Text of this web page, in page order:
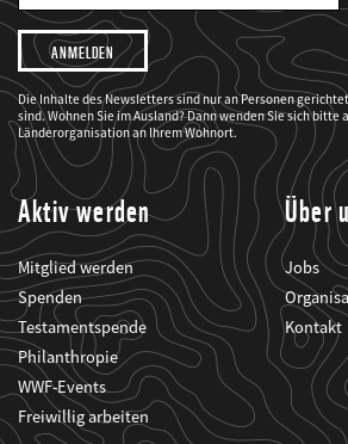
Adresse
Ich
möchte,
dass
der
WWF
mich
über
seine
Projekte
informiert.
Die Inhalte des Newsletters sind nur an Personen
sind. Wohnen Sie im Ausland? Dann wenden Sie sich bitte
Länderorganisation an Ihrem Wohnort.
Aktiv werden
Mitglied werden
Spenden
Testamentspende
Philanthropie
WWF-Events
Freiwillig arbeiten
Über
Jobs
Kontakt